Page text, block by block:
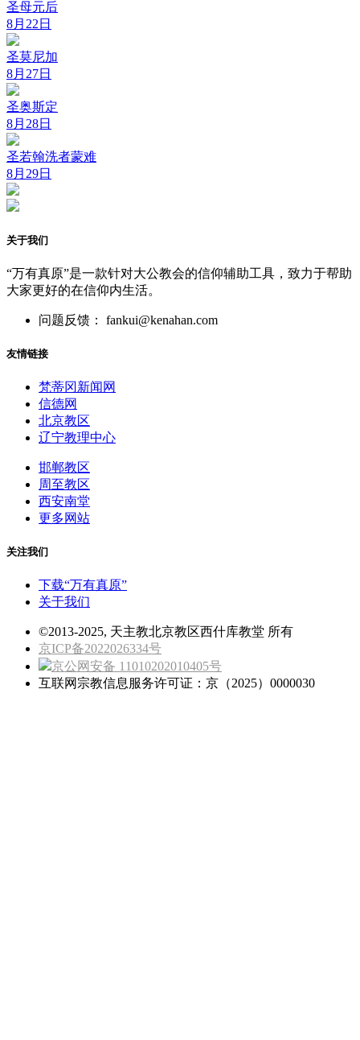
圣母元后
8月22日
圣莫尼加
8月27日
圣奥斯定
8月28日
圣若翰洗者蒙难
8月29日
关于我们
“万有真原”是一款针对大公教会的信仰辅助工具，致力于帮助
大家更好的在信仰内生活。
问题反馈： fankui@kenahan.com
友情链接
梵蒂冈新闻网
信德网
北京教区
辽宁教理中心
邯郸教区
周至教区
西安南堂
更多网站
关注我们
下载“万有真原”
关于我们
©2013-2025, 天主教北京教区西什库教堂 所有
京ICP备2022026334号
京公网安备 11010202010405号
互联网宗教信息服务许可证：京（2025）0000030